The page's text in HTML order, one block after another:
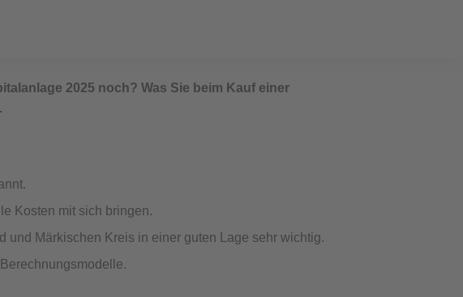
2025 noch? Was Sie beim Kauf einer
Kosten mit sich bringen.
Märkischen Kreis in einer guten Lage sehr wichtig.